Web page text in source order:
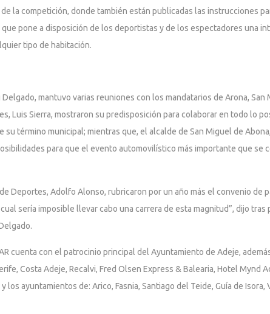
la competición, donde también están publicadas las instrucciones
pone a disposición de los deportistas y de los espectadores una
tipo de habitación.
mantuvo varias reuniones con los mandatarios de Arona, San
Luis Sierra, mostraron su predisposición para colaborar en todo lo
término municipal; mientras que, el alcalde de San Miguel de
para que el evento automovilístico más importante que se
Deportes, Adolfo Alonso, rubricaron por un año más el convenio de
sería imposible llevar cabo una carrera de esta magnitud”, dijo tras
cuenta con el patrocinio principal del Ayuntamiento de Adeje,
Costa Adeje, Recalvi, Fred Olsen Express & Balearia, Hotel Mynd
ayuntamientos de: Arico, Fasnia, Santiago del Teide, Guía de Isora,